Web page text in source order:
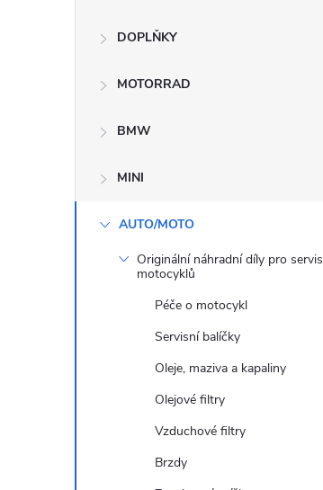
DOPLŇKY
MOTORRAD
BMW
MINI
AUTO/MOTO
Originální náhradní díly pro servis
motocyklů
Péče o motocykl
Servisní balíčky
Oleje, maziva a kapaliny
Olejové filtry
Vzduchové filtry
Brzdy